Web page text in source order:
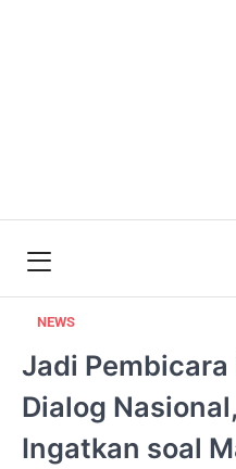
NEWS
Jadi
Dialog
Ingatkan soal